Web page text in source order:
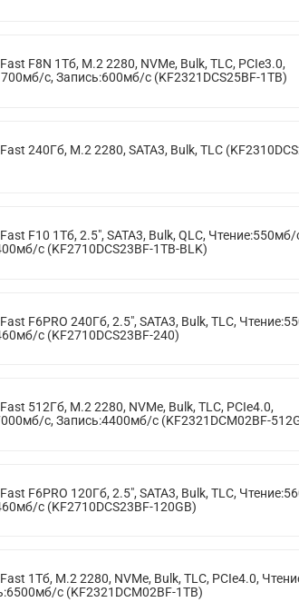
F8N 1Тб, M.2 2280, NVMe, Bulk, TLC, PCIe3.0,
с, Запись:600мб/с (KF2321DCS25BF-1TB)
240Гб, M.2 2280, SATA3, Bulk, TLC
F10 1Тб, 2.5", SATA3, Bulk, QLC, Чтение:550мб/
с (KF2710DCS23BF-1TB-BLK)
F6PRO 240Гб, 2.5", SATA3, Bulk, TLC,
с (KF2710DCS23BF-240)
512Гб, M.2 2280, NVMe, Bulk, TLC, PCIe4.0,
с, Запись:4400мб/с (KF2321DCM02BF-
F6PRO 120Гб, 2.5", SATA3, Bulk, TLC,
с (KF2710DCS23BF-120GB)
1Тб, M.2 2280, NVMe, Bulk, TLC, PCIe4.0,
с (KF2321DCM02BF-1TB)